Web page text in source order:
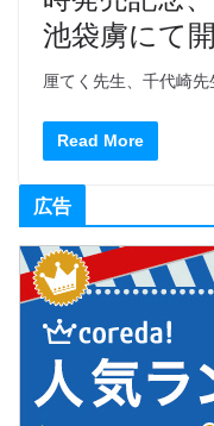
池袋虜にて
厘てく先生、千代崎
Read More
広告